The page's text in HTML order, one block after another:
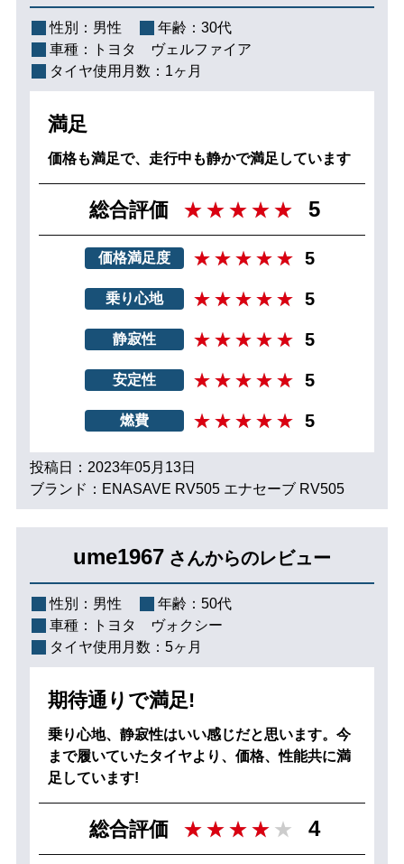
性別： 男性 年齢： 30代
車種：
トヨタ ヴェルファイア
タイヤ使用月数： 1ヶ月
満足
価格も満足で、走行中も静かで満足しています
総合評価 5
価格満足度 5
乗り心地 5
静寂性 5
安定性 5
燃費 5
投稿日：2023年05月13日
ブランド：ENASAVE RV505 エナセーブ RV505
ume1967 さんからのレビュー
性別： 男性 年齢： 50代
車種：
トヨタ ヴォクシー
タイヤ使用月数： 5ヶ月
期待通りで満足!
乗り心地、静寂性はいい感じだと思います。今
まで履いていたタイヤより、価格、性能共に満
足しています!
総合評価 4